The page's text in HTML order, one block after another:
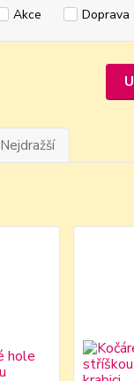
Akce Doprava
Nejdražší